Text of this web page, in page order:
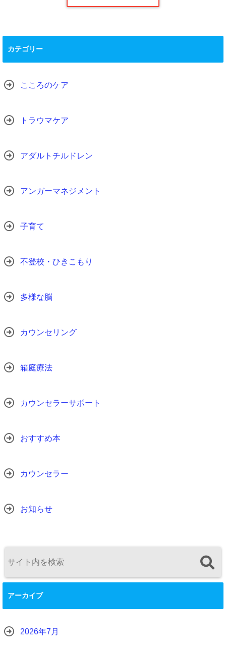
カテゴリー
こころのケア
トラウマケア
アダルトチルドレン
アンガーマネジメント
子育て
不登校・ひきこもり
多様な脳
カウンセリング
箱庭療法
カウンセラーサポート
おすすめ本
カウンセラー
お知らせ
アーカイブ
2026年7月